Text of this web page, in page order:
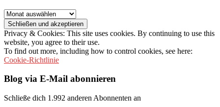
Archiv
Privacy & Cookies: This site uses cookies. By continuing to use this
website, you agree to their use.
To find out more, including how to control cookies, see here:
Cookie-Richtlinie
Blog via E-Mail abonnieren
Schließe dich 1.992 anderen Abonnenten an